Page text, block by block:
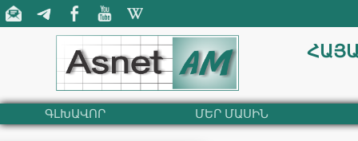
ԳԼԽԱՎՈՐ ՄԵՐ ՄԱՍԻՆ